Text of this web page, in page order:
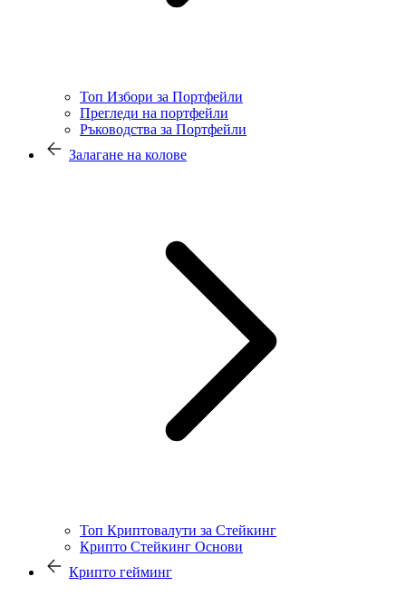
Топ Избори за Портфейли
Прегледи на портфейли
Ръководства за Портфейли
Залагане на колове
Топ Криптовалути за Стейкинг
Крипто Стейкинг Основи
Крипто гейминг